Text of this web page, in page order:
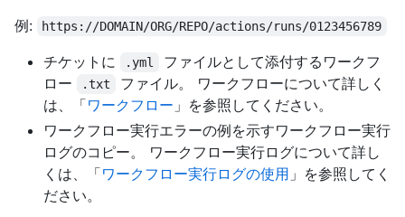
例:
https://DOMAIN/ORG/REPO/actions/runs/0123456789
チケットに .yml
ファイルとして添付するワークフ
ロー
.txt
ファイル。 ワークフローについて詳しく
は、「ワークフロー 」を参照してください。
ワークフロー実行エラーの例を示すワークフロー実行
ログのコピー。 ワークフロー実行ログについて詳し
くは、「ワークフロー実行ログの使用 」を参照してく
ださい。